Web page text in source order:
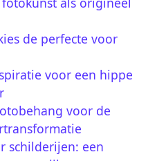
de perfecte voor
voor een hippe
voor de
schilderijen: een